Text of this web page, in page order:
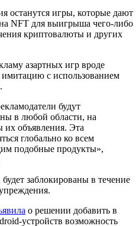
останутся игры, которые дают
NFT для выигрыша чего-либо
криптовалюты и других
азартных игр вроде
с использованием
будут
в любой области, на
их объявления. Эта
глобально ко всем
подобные продукты»,
заблокированы в течение
о решении добавить в
устройств возможность